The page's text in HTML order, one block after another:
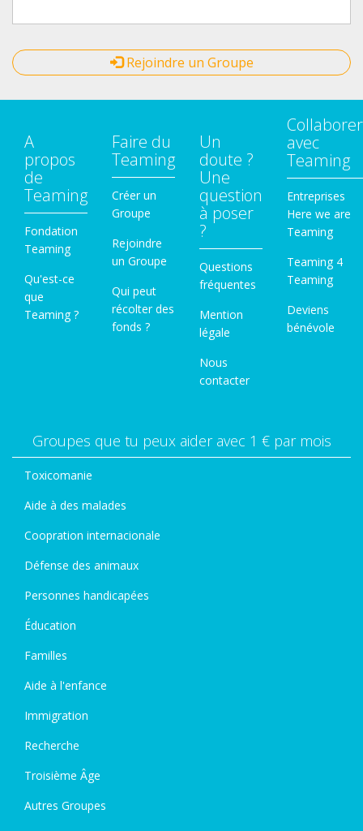
Rejoindre un Groupe
A
propos
de
Teaming
Fondation
Teaming
Qu'est-ce
que
Teaming ?
Faire du
Teaming
Créer un
Groupe
Rejoindre
un Groupe
Qui peut
récolter des
fonds ?
Un
doute ?
Une
question
à poser
?
Questions
fréquentes
Mention
légale
Nous
contacter
Collaborer
avec
Teaming
Entreprises
Here we are
Teaming
Teaming 4
Teaming
Deviens
bénévole
Groupes que tu peux aider avec 1 € par mois
Toxicomanie
Aide à des malades
Coopration internacionale
Défense des animaux
Personnes handicapées
Éducation
Familles
Aide à l'enfance
Immigration
Recherche
Troisième Âge
Autres Groupes